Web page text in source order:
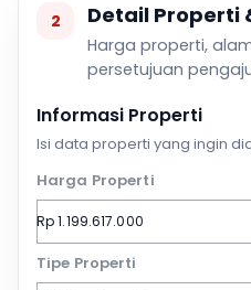
2 Detail Properti
Harga properti,
persetujuan
Informasi Properti
Isi data properti yang ingin
Harga Properti
Tipe Properti